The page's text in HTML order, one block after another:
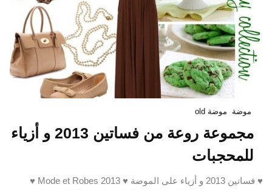
موضة موضة old
مجموعة روعة من فساتين 2013 و أزياء
للمحجبات
♥ فساتين 2013 و أزياء على الموضة ♥ Mode et Robes 2013 ♥